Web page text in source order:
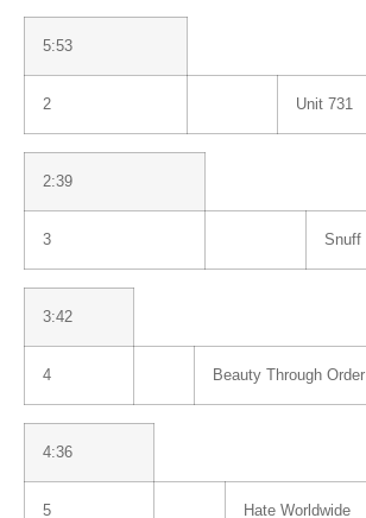
5:53
2 Unit 731
2:39
3 Snuff
3:42
4 Beauty Through Order
4:36
5 Hate Worldwide